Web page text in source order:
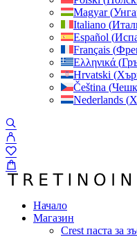
Magyar(
Italiano (
Español (
Français (
Ελληνικά (
Hrvatski (
Čeština (
Nederlands (
Начало
Магазин
Crest паста за